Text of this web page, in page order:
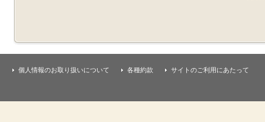
個人情報のお取り扱いについて 各種約款 サイトのご利用にあたって